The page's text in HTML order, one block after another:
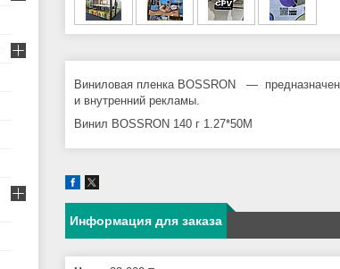
Виниловая пленка BOSSRON ―
и внутренний рекламы.
Винил BOSSRON 140 г 1.27*50M
Информация для заказа